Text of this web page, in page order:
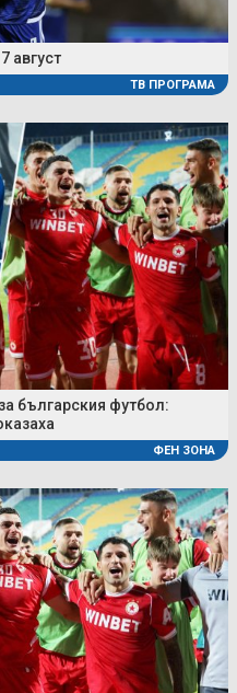
август
ТВ ПРОГРАМА
българския футбол:
ФЕН ЗОНА